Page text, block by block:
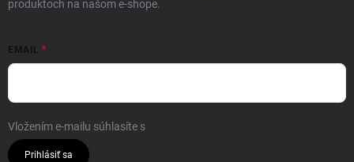
produktoch na našom e-shope.
EMAIL
Vložením e-mailu súhlasíte s
Prihlásiť sa